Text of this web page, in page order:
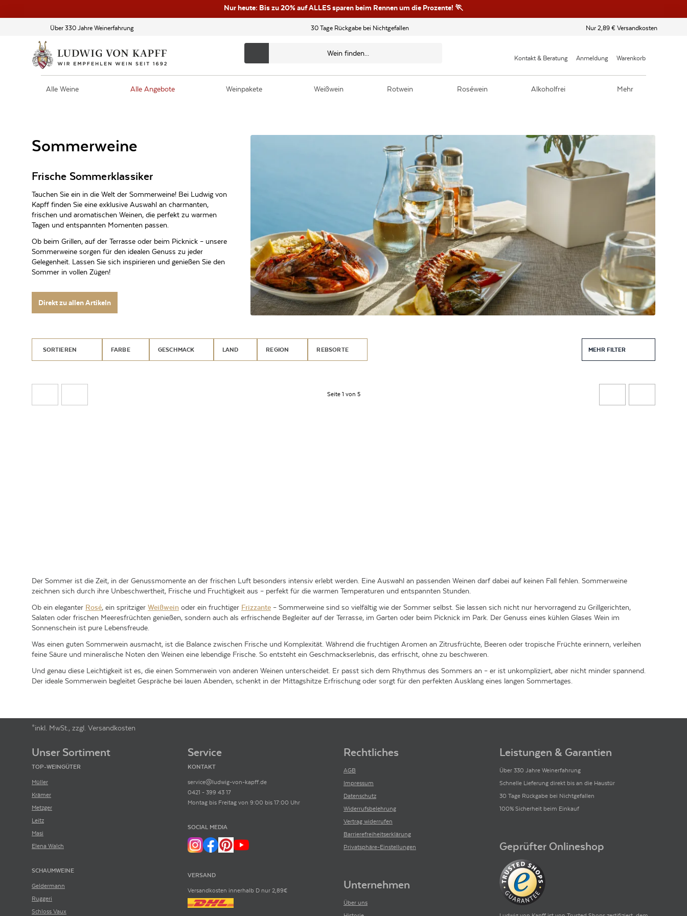
Nur heute: Bis zu 20% auf ALLES sparen beim Rennen um die Prozente! 🏃
Über 330 Jahre Weinerfahrung 30 Tage Rückgabe bei Nichtgefallen Nur 2,89 € Versandkosten
Kontakt & Beratung Anmeldung Warenkorb
Alle Weine Alle Angebote Weinpakete Weißwein Rotwein Roséwein Alkoholfrei Mehr
Sommerweine
Frische Sommerklassiker
Tauchen Sie ein in die Welt der Sommerweine! Bei Ludwig von
Kapff finden Sie eine exklusive Auswahl an charmanten,
frischen und aromatischen Weinen, die perfekt zu warmen
Tagen und entspannten Momenten passen.
Ob beim Grillen, auf der Terrasse oder beim Picknick – unsere
Sommerweine sorgen für den idealen Genuss zu jeder
Gelegenheit. Lassen Sie sich inspirieren und genießen Sie den
Sommer in vollen Zügen!
Direkt zu allen Artikeln
SORTIEREN FARBE GESCHMACK LAND REGION REBSORTE MEHR FILTER
Seite 1 von 5
Der Sommer ist die Zeit, in der Genussmomente an der frischen Luft besonders intensiv erlebt werden. Eine Auswahl an passenden Weinen darf dabei auf keinen Fall fehlen. Sommerweine
zeichnen sich durch ihre Unbeschwertheit, Frische und Fruchtigkeit aus – perfekt für die warmen Temperaturen und entspannten Stunden.
Ob ein eleganter Rosé, ein spritziger Weißwein oder ein fruchtiger Frizzante – Sommerweine sind so vielfältig wie der Sommer selbst. Sie lassen sich nicht nur hervorragend zu Grillgerichten,
Salaten oder frischen Meeresfrüchten genießen, sondern auch als erfrischende Begleiter auf der Terrasse, im Garten oder beim Picknick im Park. Der Genuss eines kühlen Glases Wein im
Sonnenschein ist pure Lebensfreude.
Was einen guten Sommerwein ausmacht, ist die Balance zwischen Frische und Komplexität. Während die fruchtigen Aromen an Zitrusfrüchte, Beeren oder tropische Früchte erinnern, verleihen
feine Säure und mineralische Noten den Weinen eine lebendige Frische. So entsteht ein Geschmackserlebnis, das erfrischt, ohne zu beschweren.
Und genau diese Leichtigkeit ist es, die einen Sommerwein von anderen Weinen unterscheidet. Er passt sich dem Rhythmus des Sommers an – er ist unkompliziert, aber nicht minder spannend.
Der ideale Sommerwein begleitet Gespräche bei lauen Abenden, schenkt in der Mittagshitze Erfrischung oder sorgt für den perfekten Ausklang eines langen Sommertages.
*inkl. MwSt., zzgl. Versandkosten
Unser Sortiment
TOP-WEINGÜTER
Müller
Krämer
Metzger
Leitz
Masi
Elena Walch
SCHAUMWEINE
Geldermann
Ruggeri
Schloss Vaux
Service
KONTAKT
service@ludwig-von-kapff.de
0421 - 399 43 17
Montag bis Freitag von 9:00 bis 17:00 Uhr
SOCIAL MEDIA
VERSAND
Versandkosten innerhalb D nur 2,89€
Rechtliches
AGB
Impressum
Datenschutz
Widerrufsbelehrung
Vertrag widerrufen
Barrierefreiheitserklärung
Privatsphäre-Einstellungen
Unternehmen
Über uns
Leistungen & Garantien
Über 330 Jahre Weinerfahrung
Schnelle Lieferung direkt bis an die Haustür
30 Tage Rückgabe bei Nichtgefallen
100% Sicherheit beim Einkauf
Geprüfter Onlineshop